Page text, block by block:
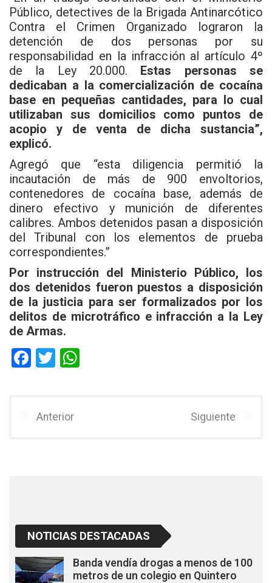
Público, detectives de la Brigada Antinarcótico
Contra el Crimen Organizado lograron la
detención de dos personas por su
responsabilidad en la infracción al artículo 4º
de la Ley 20.000. Estas personas se
dedicaban a la comercialización de cocaína
base en pequeñas cantidades, para lo cual
utilizaban sus domicilios como puntos de
acopio y de venta de dicha sustancia”,
explicó.
Agregó que “esta diligencia permitió la
incautación de más de 900 envoltorios,
contenedores de cocaína base, además de
dinero efectivo y munición de diferentes
calibres. Ambos detenidos pasan a disposición
del Tribunal con los elementos de prueba
correspondientes.”
Por instrucción del Ministerio Público, los
dos detenidos fueron puestos a disposición
de la justicia para ser formalizados por los
delitos de microtráfico e infracción a la Ley
de Armas.
F
b
T
er
Anterior Siguiente
NOTICIAS DESTACADAS
Banda vendía drogas a menos de 100
metros de un colegio en Quintero